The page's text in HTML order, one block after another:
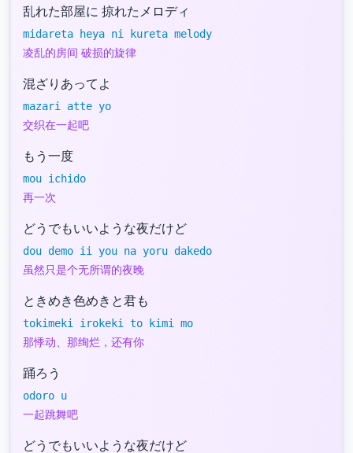
乱れた部屋に 掠れたメロディ
midareta heya ni kureta melody
凌乱的房间 破损的旋律
混ざりあってよ
mazari atte yo
交织在一起吧
もう一度
mou ichido
再一次
どうでもいいような夜だけど
dou demo ii you na yoru dakedo
虽然只是个无所谓的夜晚
ときめき色めきと君も
tokimeki irokeki to kimi mo
那悸动、那绚烂，还有你
踊ろう
odoro u
一起跳舞吧
どうでもいいような夜だけど